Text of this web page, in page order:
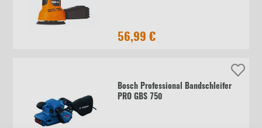
56,99 €
Bosch Professional Bandschleifer
PRO GBS 750